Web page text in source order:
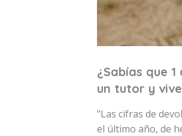
¿Sabías que
un tutor y
"Las cifras de
el último año, de